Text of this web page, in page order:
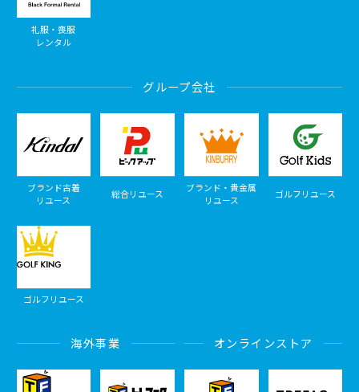
礼服・喪服
レンタル
グループ会社
ブランド古着
リユース
総合リユース
ブランド・貴金属
リユース
ゴルフリユース
ゴルフリユース
海外事業 オンラインストア